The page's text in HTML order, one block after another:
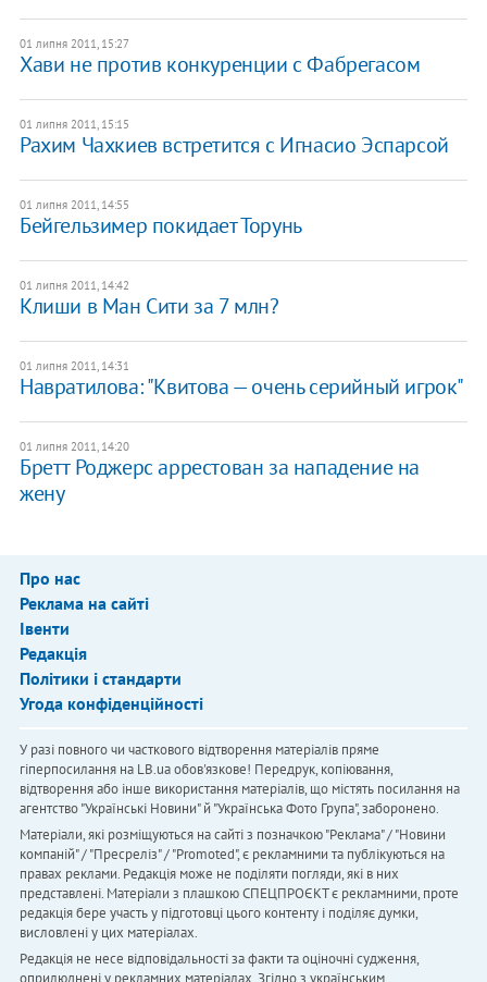
01 липня 2011, 15:27
Хави не против конкуренции с Фабрегасом
01 липня 2011, 15:15
Рахим Чахкиев встретится с Игнасио Эспарсой
01 липня 2011, 14:55
Бейгельзимер покидает Торунь
01 липня 2011, 14:42
Клиши в Ман Сити за 7 млн?
01 липня 2011, 14:31
Навратилова: "Квитова — очень серийный игрок"
01 липня 2011, 14:20
Бретт Роджерс аррестован за нападение на
жену
Про нас
Реклама на сайті
Івенти
Редакція
Політики і стандарти
Угода конфіденційності
У разі повного чи часткового відтворення матеріалів пряме
гіперпосилання на LB.ua обов'язкове! Передрук, копіювання,
відтворення або інше використання матеріалів, що містять посилання на
агентство "Українськi Новини" й "Українська Фото Група", заборонено.
Матеріали, які розміщуються на сайті з позначкою "Реклама" / "Новини
компаній" / "Пресреліз" / "Promoted", є рекламними та публікуються на
правах реклами. Редакція може не поділяти погляди, які в них
представлені. Матеріали з плашкою СПЕЦПРОЄКТ є рекламними, проте
редакція бере участь у підготовці цього контенту і поділяє думки,
висловлені у цих матеріалах.
Редакція не несе відповідальності за факти та оціночні судження,